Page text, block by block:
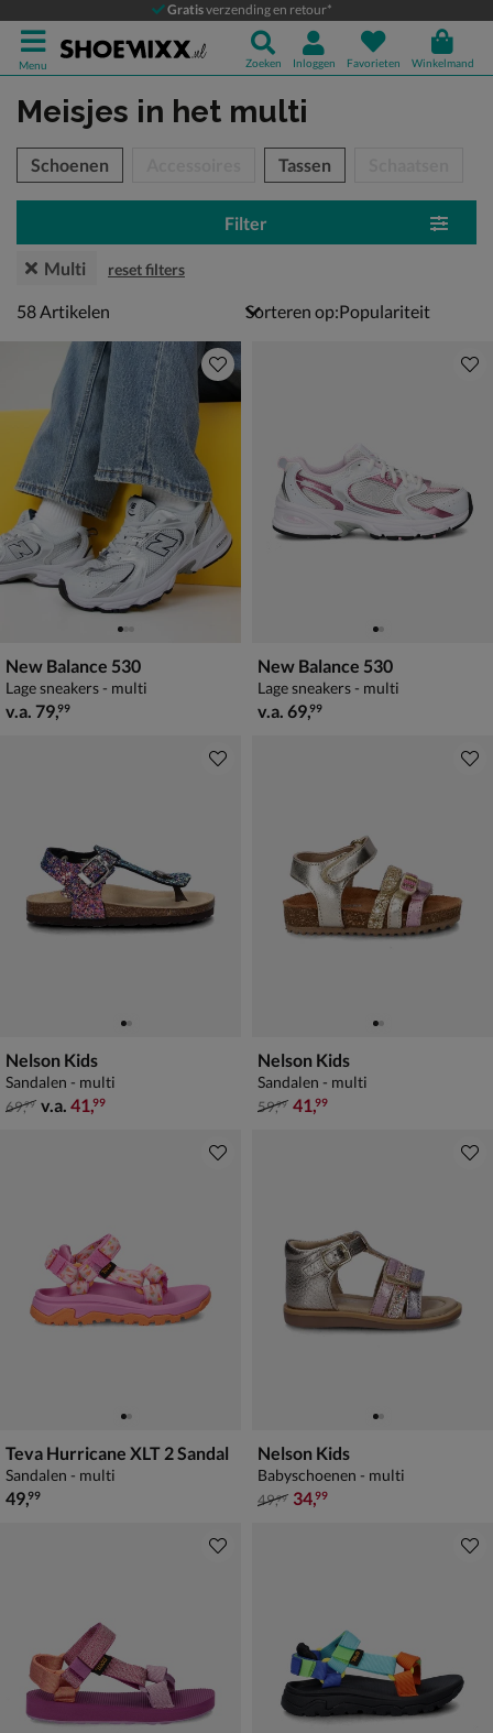
Gratisverzending en retour*
Menu Zoeken Inloggen Favorieten Winkelmand
Meisjes in het multi
over
Schoenen Tassen
Filter
Multi reset filters
58 artikelen
58Artikelen Sorteren op:
New Balance 530
Lage sneakers - multi
vanaf € 79,99
v.a. 79,99
New Balance 530
Lage sneakers - multi
vanaf € 69,99
v.a. 69,99
Nelson Kids
Sandalen - multi
van € 69,99 vanaf € 41,99
69,99 v.a. 41,99
Nelson Kids
Sandalen - multi
van € 59,99 voor € 41,99
59,99 41,99
Teva Hurricane XLT 2 Sandal
Sandalen - multi
€ 49,99
49,99
Nelson Kids
Babyschoenen - multi
van € 49,99 voor € 34,99
49,99 34,99